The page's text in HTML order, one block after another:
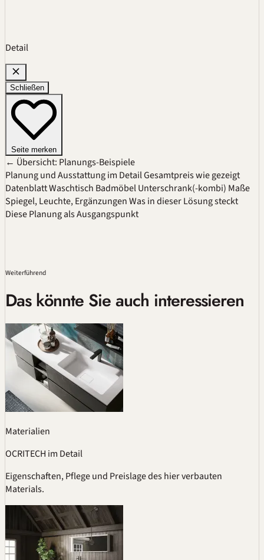
Detail
Schließen
Seite merken
← Übersicht: Planungs-Beispiele
Planung und Ausstattung im DetailGesamtpreis wie gezeigt
DatenblattWaschtisch BadmöbelUnterschrank(-kombi) Maße
Spiegel, Leuchte, ErgänzungenWas in dieser Lösung steckt
Diese Planung als Ausgangspunkt
Weiterführend
Das könnte Sie auch interessieren
Materialien
OCRITECH im Detail
Eigenschaften, Pflege und Preislage des hier verbauten
Materials.